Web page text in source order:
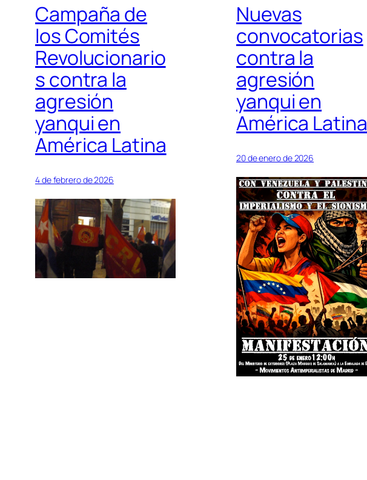
Campaña de
los Comités
Revolucionario
s contra la
agresión
yanqui en
América Latina
4 de febrero de 2026
Nuevas
convocatorias
contra la
agresión
yanqui en
América Latina
20 de enero de 2026